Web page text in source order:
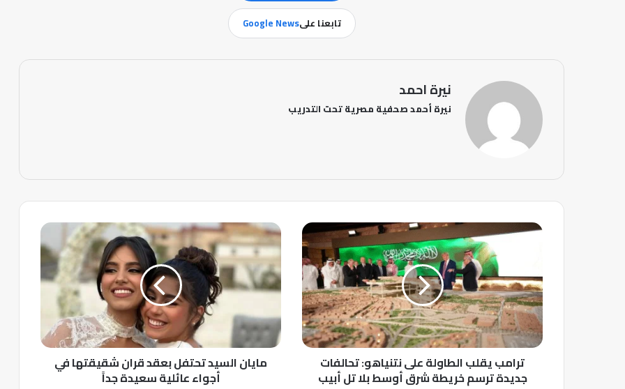
تابعنا علىGoogle News
نيرة احمد
نيرة أحمد صحفية مصرية تحت التدريب
ت
م
ب
ي
ق
ل
ب
ترامب يقلب الطاولة على نتنياهو: تحالفات
جديدة ترسم خريطة شرق أوسط بلا تل أبيب
م
ا
ي
ا
ن
ل
س
ي
مايان السيد تحتفل بعقد قران شقيقتها في
أجواء عائلية سعيدة جداً